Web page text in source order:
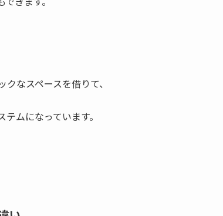
なスペースを借りて、
ムになっています。